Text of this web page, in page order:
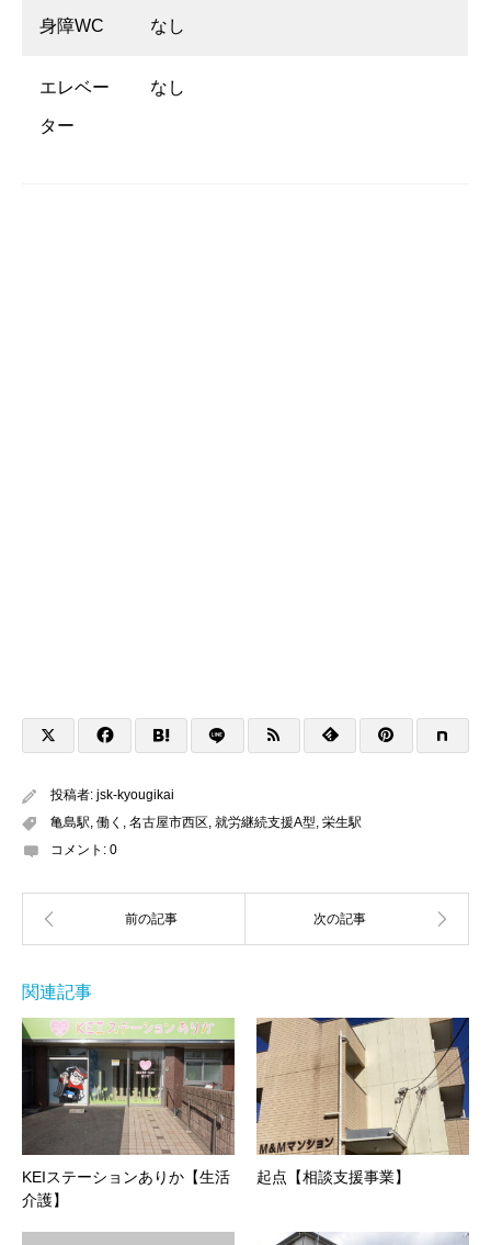
身障WC なし
エレベー
ター
なし
投稿者: jsk-kyougikai
亀島駅, 働く , 名古屋市西区, 就労継続支援A型, 栄生駅
コメント: 0
関連記事
KEIステーションありか【生活
介護】
起点【相談支援事業】